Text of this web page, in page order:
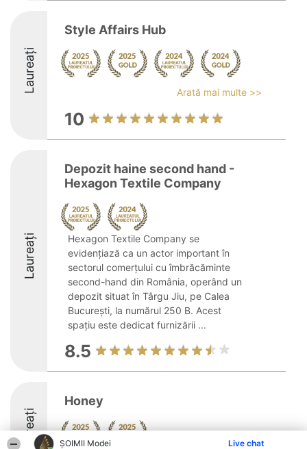
ȘOIMII Modei Live chat
Laureați
Style Affairs Hub
Arată mai multe >>
10
Laureați
Depozit haine second hand -
Hexagon Textile Company
Hexagon Textile Company se
evidențiază ca un actor important în
sectorul comerțului cu îmbrăcăminte
second-hand din România, operând un
depozit situat în Târgu Jiu, pe Calea
București, la numărul 250 B. Acest
spațiu este dedicat furnizării ...
8.5
Laureați
Honey